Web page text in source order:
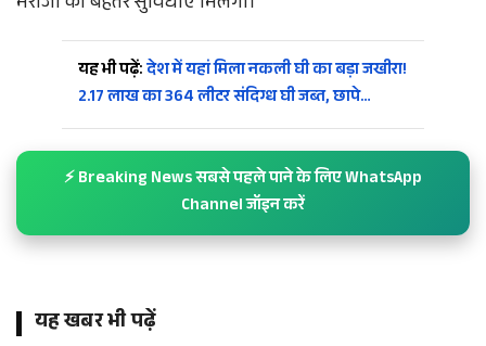
यह भी पढ़ें:देश में यहां मिला नकली घी का बड़ा जखीरा!
2.17 लाख का 364 लीटर संदिग्ध घी जब्त, छापे…
⚡ Breaking News सबसे पहले पाने के लिए WhatsApp
Channel जॉइन करें
यह खबर भी पढ़ें